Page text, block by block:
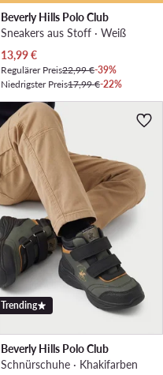
Beverly Hills Polo Club
Sneakers aus Stoff · Weiß
Aktueller Preis
13,99€
Regulärer Preis22,99 €-39%
Niedrigster Preis17,99 €-22%
Trending
Beverly Hills Polo Club
Schnürschuhe · Khakifarben